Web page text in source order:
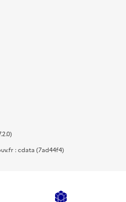
: cdata (7ad44f4)